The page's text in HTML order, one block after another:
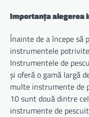
Importanța alegerea
Înainte de a începe să
instrumentele
Instrumentele de
și oferă o gamă largă
multe instrumente de
10 sunt două dintre
instrumente de